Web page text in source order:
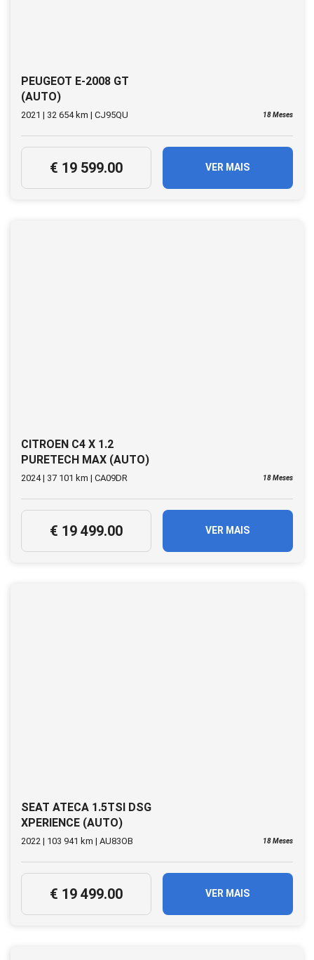
PEUGEOT E-2008 GT
(AUTO)
2021 | 32 654 km | CJ95QU 18 Meses
€ 19 599.00 VER MAIS
CITROEN C4 X 1.2
PURETECH MAX (AUTO)
2024 | 37 101 km | CA09DR 18 Meses
€ 19 499.00 VER MAIS
SEAT ATECA 1.5TSI DSG
XPERIENCE (AUTO)
2022 | 103 941 km | AU83OB 18 Meses
€ 19 499.00 VER MAIS